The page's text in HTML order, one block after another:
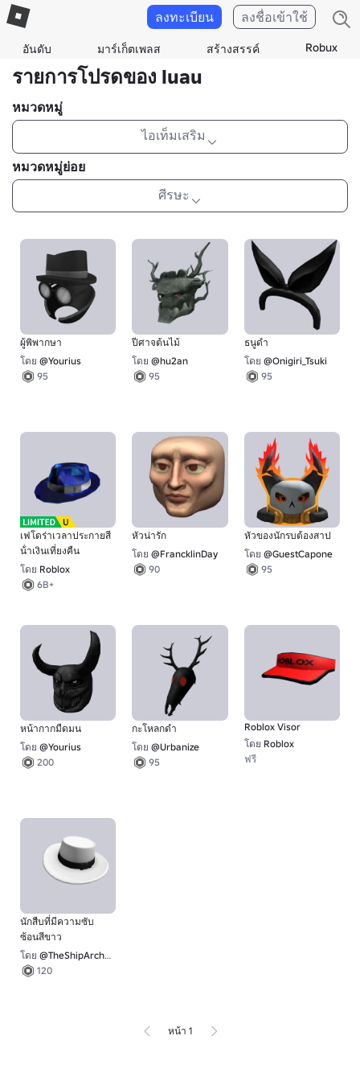
อันดับ มาร์เก็ตเพลส สร้างสรรค์ Robux
ลงทะเบียน ลงชื่อเข้าใช้
รายการโปรดของ luau
หมวดหมู่
ไอเท็มเสริม
หมวดหมู่ย่อย
ศีรษะ
ผู้พิพากษา
โดย @Yourius
95
ปีศาจต้นไม้
โดย @hu2an
95
ธนูดํา
โดย @Onigiri_Tsuki
95
เฟโดร่าเวลาประกายสี
น้ําเงินเที่ยงคืน
โดย Roblox
6B+
หัวน่ารัก
โดย @FrancklinDay
90
หัวของนักรบต้องสาป
โดย @GuestCapone
95
หน้ากากมืดมน
โดย @Yourius
200
กะโหลกดํา
โดย @Urbanize
95
Roblox Visor
โดย Roblox
ฟรี
นักสืบที่มีความซับ
ซ้อนสีขาว
โดย @TheShipArchitect
120
หน้า 1